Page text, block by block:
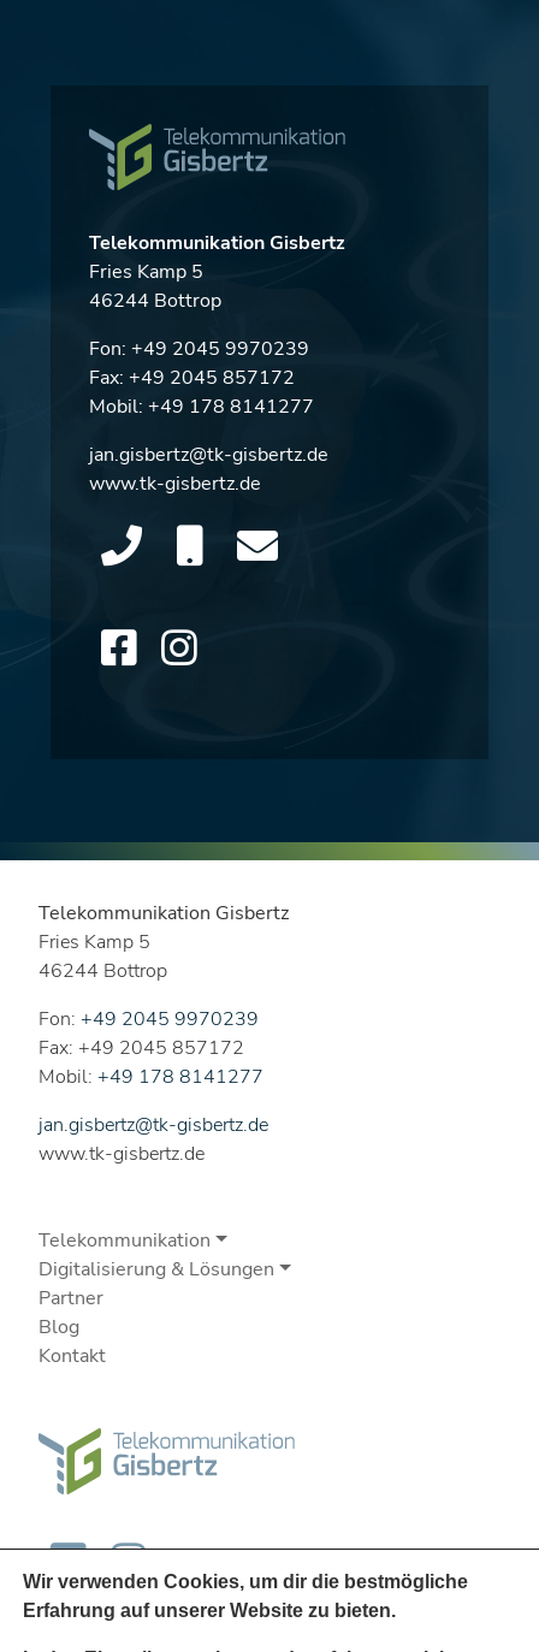
Telekommunikation Gisbertz
Fries Kamp 5
46244 Bottrop
Fon: +49 2045 9970239
Fax: +49 2045 857172
Mobil: +49 178 8141277
jan.gisbertz@tk-gisbertz.de
www.tk-gisbertz.de
Telekommunikation Gisbertz
Fries Kamp 5
46244 Bottrop
Fon: +49 2045 9970239
Fax: +49 2045 857172
Mobil: +49 178 8141277
jan.gisbertz@tk-gisbertz.de
www.tk-gisbertz.de
Telekommunikation
Digitalisierung & Lösungen
Partner
Blog
Kontakt
Wir verwenden Cookies, um dir die bestmögliche
Erfahrung auf unserer Website zu bieten.